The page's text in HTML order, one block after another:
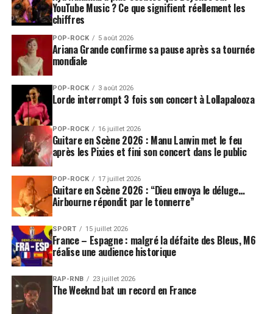
YouTube Music ? Ce que signifient réellement les
chiffres
POP-ROCK 5 août 2026
Ariana Grande confirme sa pause après sa tournée
mondiale
POP-ROCK 3 août 2026
Lorde interrompt 3 fois son concert à Lollapalooza
POP-ROCK 16 juillet 2026
Guitare en Scène 2026 : Manu Lanvin met le feu
après les Pixies et fini son concert dans le public
POP-ROCK 17 juillet 2026
Guitare en Scène 2026 : “Dieu envoya le déluge…
Airbourne répondit par le tonnerre”
SPORT 15 juillet 2026
France – Espagne : malgré la défaite des Bleus, M6
réalise une audience historique
RAP-RNB 23 juillet 2026
The Weeknd bat un record en France